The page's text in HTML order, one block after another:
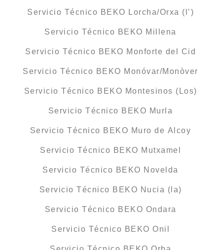
Servicio Técnico BEKO Lorcha/Orxa (l’)
Servicio Técnico BEKO Millena
Servicio Técnico BEKO Monforte del Cid
Servicio Técnico BEKO Monóvar/Monòver
Servicio Técnico BEKO Montesinos (Los)
Servicio Técnico BEKO Murla
Servicio Técnico BEKO Muro de Alcoy
Servicio Técnico BEKO Mutxamel
Servicio Técnico BEKO Novelda
Servicio Técnico BEKO Nucia (la)
Servicio Técnico BEKO Ondara
Servicio Técnico BEKO Onil